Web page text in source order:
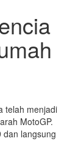
telah menjadi
MotoGP.
dan langsung